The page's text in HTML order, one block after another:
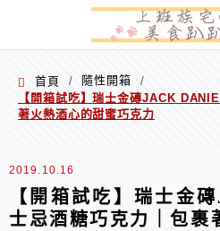
首頁 / 隨性開箱
/
【開箱試吃】瑞士金磚JACK
著火熱酒心的甜蜜巧克力
2019.10.16
【開箱試吃】 瑞士金
士忌酒糖巧克力
｜包